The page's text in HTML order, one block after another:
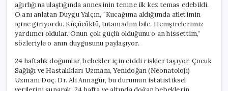
ağırlığına ulaştığında annesinin tenine ilk kez temas edebildi.
O anı anlatan Duygu Yalçın, “Kucağıma aldığımda atletimin
içine giriyordu. Küçücüktü, tutamadım bile. Hemşirelerimiz
yardımcı oldular. Onun çok güçlü olduğunu o an hissettim,”
sözleriyle o anın duygusunu paylaşıyor.
24 haftalık doğumlar, bebekler için ciddi riskler taşıyor. Çocuk
Sağlığı ve Hastalıkları Uzmanı, Yenidoğan (Neonatoloji)
Uzmanı Doç. Dr. Ali Annagür, bu durumun istatistiksel